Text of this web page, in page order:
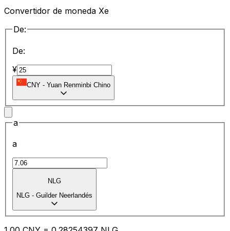
Convertidor de moneda Xe
De:
De:
¥
CNY - Yuan Renminbi Chino
a
a
NLG
NLG - Guilder Neerlandés